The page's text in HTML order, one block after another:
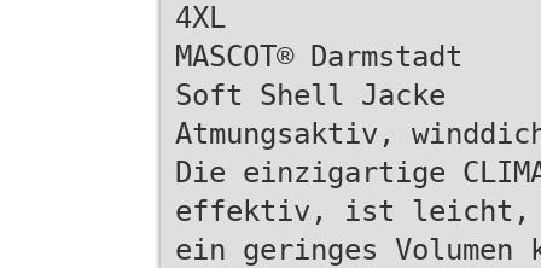
4XL
MASCOT® Darmstadt
Soft Shell Jacke
Atmungsaktiv,
Die einzigartige
effektiv, ist leicht,
ein geringes Volumen